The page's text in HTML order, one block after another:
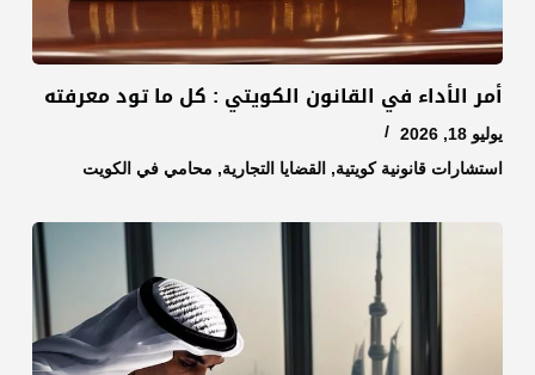
أمر الأداء في القانون الكويتي : كل ما تود معرفته
يوليو 18, 2026
استشارات قانونية كويتية, القضايا التجارية, محامي في الكويت